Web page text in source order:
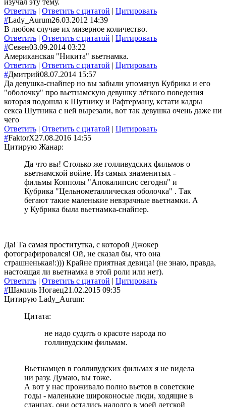
Ответить | Ответить с цитатой | Цитировать
#Lady_Aurum26.03.2012 14:39
В любом случае их мизерное количество.
Ответить | Ответить с цитатой | Цитировать
#Севен03.09.2014 03:22
Американская "Никита" вьетнамка.
Ответить | Ответить с цитатой | Цитировать
#Дмитрий08.07.2014 15:57
Да девушка-снайпер но вы забыли упомянув Кубрика и его
"оболочку" про вьетнамскую девушку лёгкого поведения
которая подошла к Шутнику и Рафтерману, кстати кадры
секса Шутника с ней вырезали, вот так девушка очень даже ни
чего
Ответить | Ответить с цитатой | Цитировать
#FaktorX27.08.2016 14:55
Цитирую Жанар:
Да что вы! Столько же голливудских фильмов о
вьетнамской войне. Из самых знаменитых -
фильмы Копполы "Апокалипсис сегодня" и
Кубрика "Цельнометаллическая оболочка" . Так
бегают такие маленькие невзрачные вьетнамки. А
у Кубрика была вьетнамка-снайпер.
Да! Та самая проститутка, с которой Джокер
фотографировался! Ой, не сказал бы, что она
страшненькая!:))) Крайне приятная девица! (не знаю, правда,
настоящая ли вьетнамка в этой роли или нет).
Ответить | Ответить с цитатой | Цитировать
#Шамиль Ногаец21.02.2015 09:35
Цитирую Lady_Aurum:
Цитата:
не надо судить о красоте народа по
голливудским фильмам.
Вьетнамцев в голливудских фильмах я не видела
ни разу. Думаю, вы тоже.
А вот у нас проживало полно вьетов в советские
годы - маленькие широконосые люди, ходящие в
сланцах, они остались надолго в моей детской